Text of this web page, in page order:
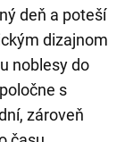
deň a poteší
dizajnom
noblesy do
s
zároveň